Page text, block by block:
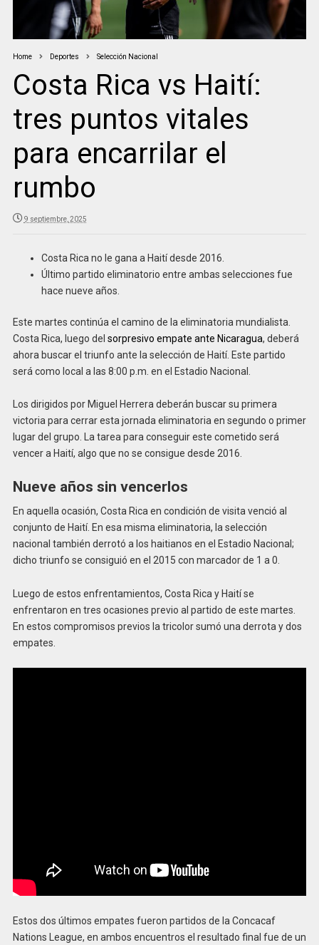
Home Deportes Selección Nacional
Costa Rica vs Haití:
tres puntos vitales
para encarrilar el
rumbo
9 septiembre, 2025
Costa Rica no le gana a Haití desde 2016.
Último partido eliminatorio entre ambas selecciones fue
hace nueve años.
Este martes continúa el camino de la eliminatoria mundialista.
Costa Rica, luego del sorpresivo empate ante Nicaragua, deberá
ahora buscar el triunfo ante la selección de Haití. Este partido
será como local a las 8:00 p.m. en el Estadio Nacional.
Los dirigidos por Miguel Herrera deberán buscar su primera
victoria para cerrar esta jornada eliminatoria en segundo o primer
lugar del grupo. La tarea para conseguir este cometido será
vencer a Haití, algo que no se consigue desde 2016.
Nueve años sin vencerlos
En aquella ocasión, Costa Rica en condición de visita venció al
conjunto de Haití. En esa misma eliminatoria, la selección
nacional también derrotó a los haitianos en el Estadio Nacional;
dicho triunfo se consiguió en el 2015 con marcador de 1 a 0.
Luego de estos enfrentamientos, Costa Rica y Haití se
enfrentaron en tres ocasiones previo al partido de este martes.
En estos compromisos previos la tricolor sumó una derrota y dos
empates.
Estos dos últimos empates fueron partidos de la Concacaf
Nations League, en ambos encuentros el resultado final fue de un